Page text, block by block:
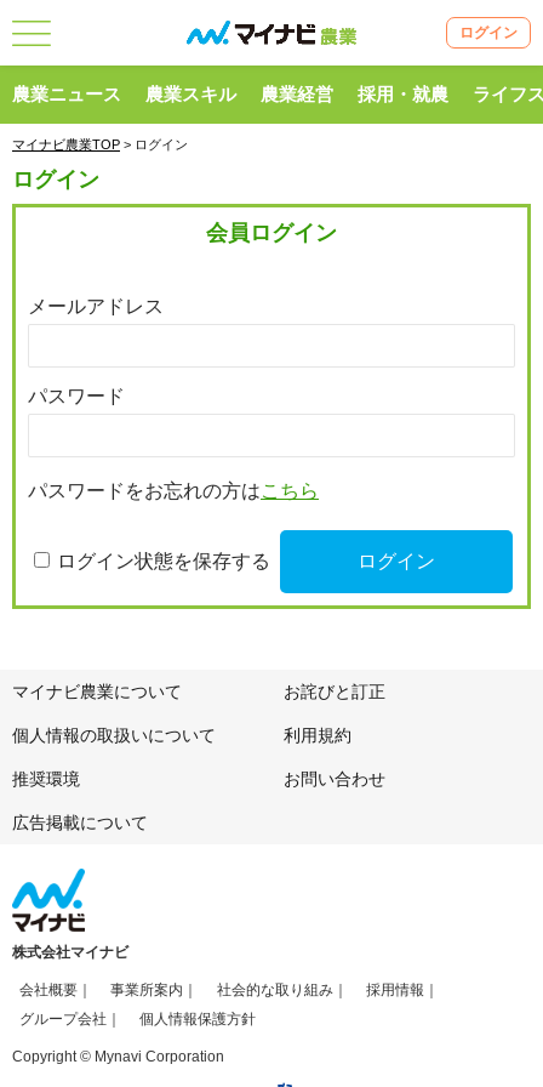
ログイン
農業ニュース 農業スキル 農業経営 採用・就農 ライフ
マイナビ農業TOP > ログイン
ログイン
会員ログイン
メールアドレス
パスワード
パスワードをお忘れの方はこちら
ログイン状態を保存する
マイナビ農業について お詫びと訂正
個人情報の取扱いについて 利用規約
推奨環境 お問い合わせ
広告掲載について
株式会社マイナビ
会社概要 事業所案内 社会的な取り組み
採用情報
グループ会社
個人情報保護方針
Copyright © Mynavi Corporation